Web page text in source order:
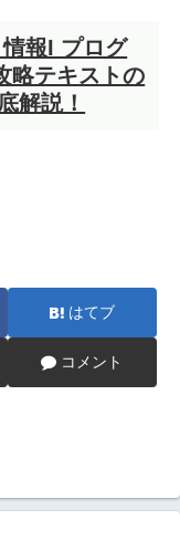
報I プログ
略テキストの
解説！
はてブ
コメント